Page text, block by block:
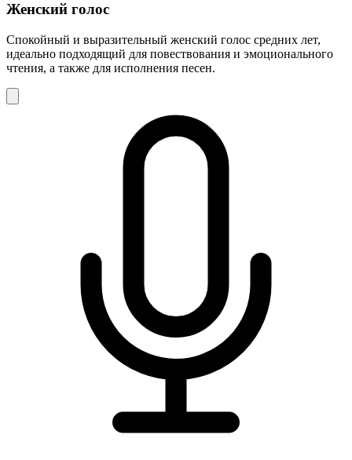
Женский голос
Спокойный и выразительный женский голос средних лет,
идеально подходящий для повествования и эмоционального
чтения, а также для исполнения песен.